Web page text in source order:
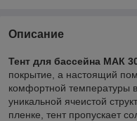
Описание
Тент для бассейна МАК
покрытие, а настоящий
комфортной температуры
уникальной ячеистой
пленке, тент пропускает